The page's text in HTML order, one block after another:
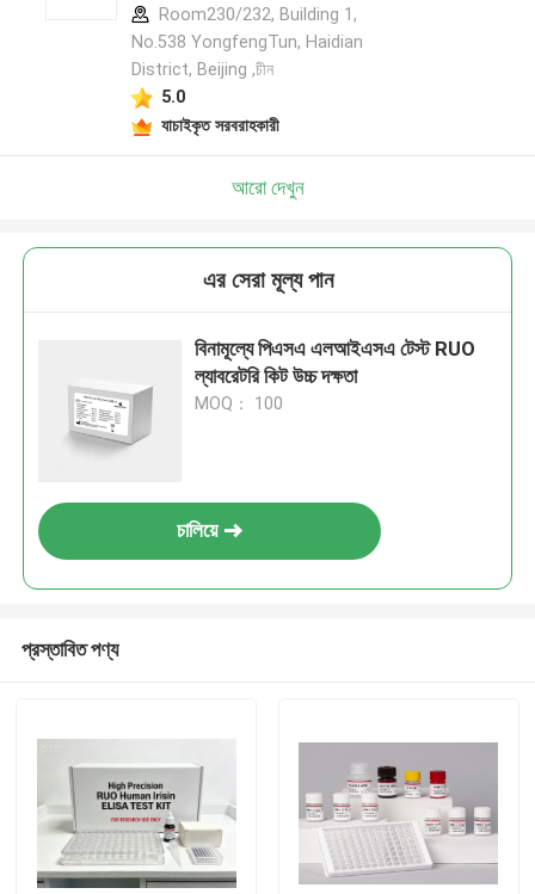
Room230/232, Building 1,
No.538 YongfengTun, Haidian
District, Beijing ,চীন
5.0
যাচাইকৃত সরবরাহকারী
আরো দেখুন
এর সেরা মূল্য পান
বিনামূল্যে পিএসএ এলআইএসএ টেস্ট RUO
ল্যাবরেটরি কিট উচ্চ দক্ষতা
MOQ： 100
চালিয়ে
প্রস্তাবিত পণ্য